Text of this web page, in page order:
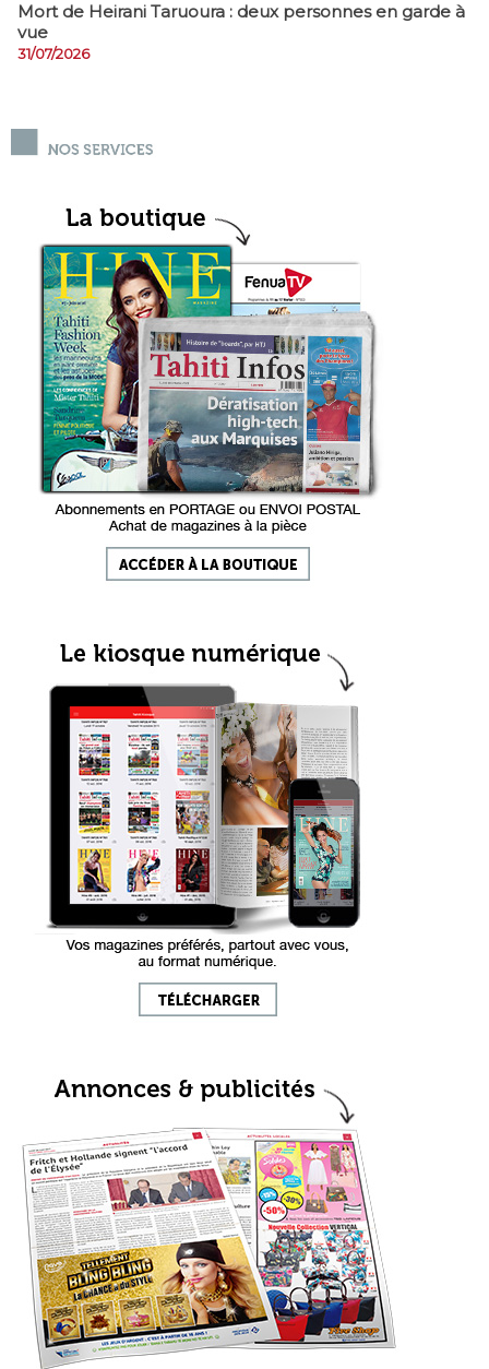
Mort de Heirani Taruoura : deux personnes en garde à
vue
31/07/2026